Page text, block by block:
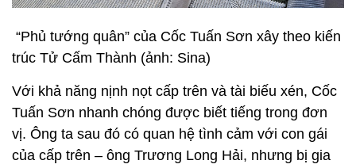
“Phủ tướng quân” của Cốc Tuấn Sơn xây theo kiến
trúc Tử Cấm Thành (ảnh: Sina)
Với khả năng nịnh nọt cấp trên và tài biếu xén, Cốc
Tuấn Sơn nhanh chóng được biết tiếng trong đơn
vị. Ông ta sau đó có quan hệ tình cảm với con gái
của cấp trên – ông Trương Long Hải, nhưng bị gia